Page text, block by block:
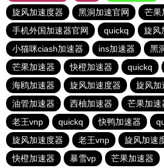
旋风加速度器
黑洞加速官网
芒果
手机外国加速器官网
quickq
旋风
小猫咪ciash加速器
ins加速器 黑
芒果加速器
快橙加速器 quickq
海鸥加速器
旋风加速度器 旋风加
油管加速器
西柚加速器 芒果加速
老王vnp
quickq 快鸭加速器
旋风加速度器
老王vnp 旋风加速
快橙加速器
暴雪vp 芒果加速器